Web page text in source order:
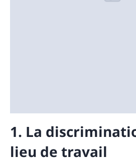
1. La
lieu de travail